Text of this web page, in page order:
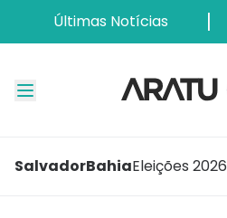
Últimas Notícias
SalvadorBahiaEleições 2026